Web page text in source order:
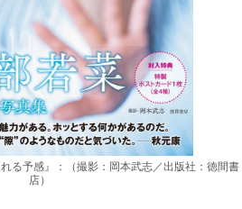
る予感』：（撮影：岡本武志／出版社：徳間書
店）